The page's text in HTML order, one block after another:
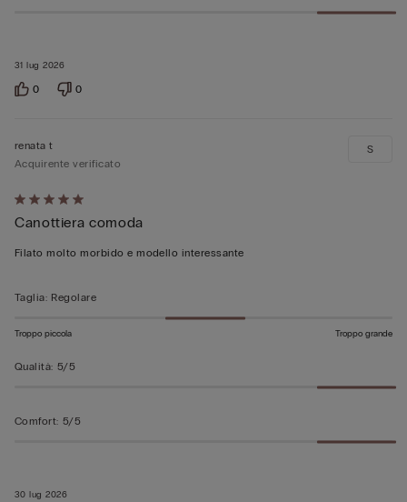
31 lug 2026
0 0
Valutato
5
su
30 lug 2026
renata t
Acquirente verificato
Canottiera comoda
Filato molto morbido e modello interessante
S
Taglia: Regolare
Troppo piccola Troppo grande
Qualità: 5/5
Comfort: 5/5